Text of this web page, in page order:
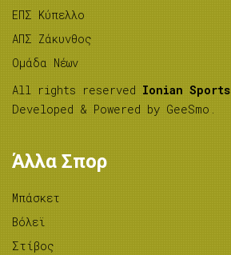
ΕΠΣ Κύπελλο
ΑΠΣ Ζάκυνθος
Ομάδα Νέων
All rights reserved Ionian Sports
Developed & Powered by GeeSmo .
Άλλα Σπορ
Μπάσκετ
Βόλεϊ
Στίβος